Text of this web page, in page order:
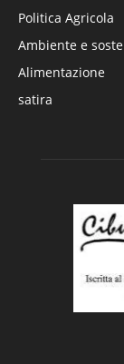
Politica Agricola
Ambiente e
Alimentazione
satira